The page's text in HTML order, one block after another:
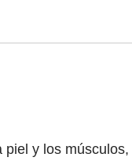
piel y los